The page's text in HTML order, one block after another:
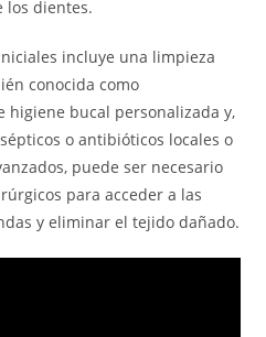
los dientes.
incluye una limpieza
conocida como
higiene bucal personalizada y,
o antibióticos locales o
puede ser necesario
para acceder a las
y eliminar el tejido dañado.